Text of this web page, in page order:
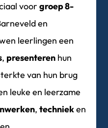
voor groep 8-
en
leerlingen een
, presenteren hun
van hun brug
leuke en leerzame
, technieken